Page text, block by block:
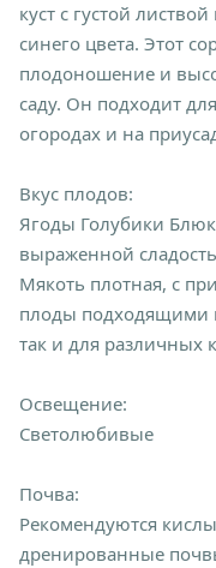
куст с густой
синего цвета. Этот
плодоношение и
саду. Он подходит
огородах и на
Вкус плодов:
Ягоды Голубики
выраженной
Мякоть плотная, с
плоды подходящими
так и для различных
Освещение:
Светолюбивые
Почва:
Рекомендуются
дренированные